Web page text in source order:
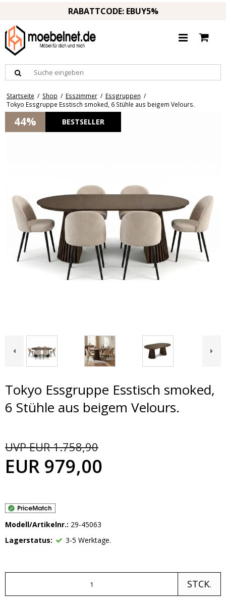
RABATTCODE: EBUY5%
Startseite / Shop / Esszimmer / Essgruppen /
Tokyo Essgruppe Esstisch smoked, 6 Stühle aus beigem Velours.
44% BESTSELLER
Tokyo Essgruppe Esstisch smoked,
6 Stühle aus beigem Velours.
EUR 979,00
UVP EUR 1.758,90
Modell/Artikelnr.: 29-45063
Lagerstatus:
3-5 Werktage.
STCK.